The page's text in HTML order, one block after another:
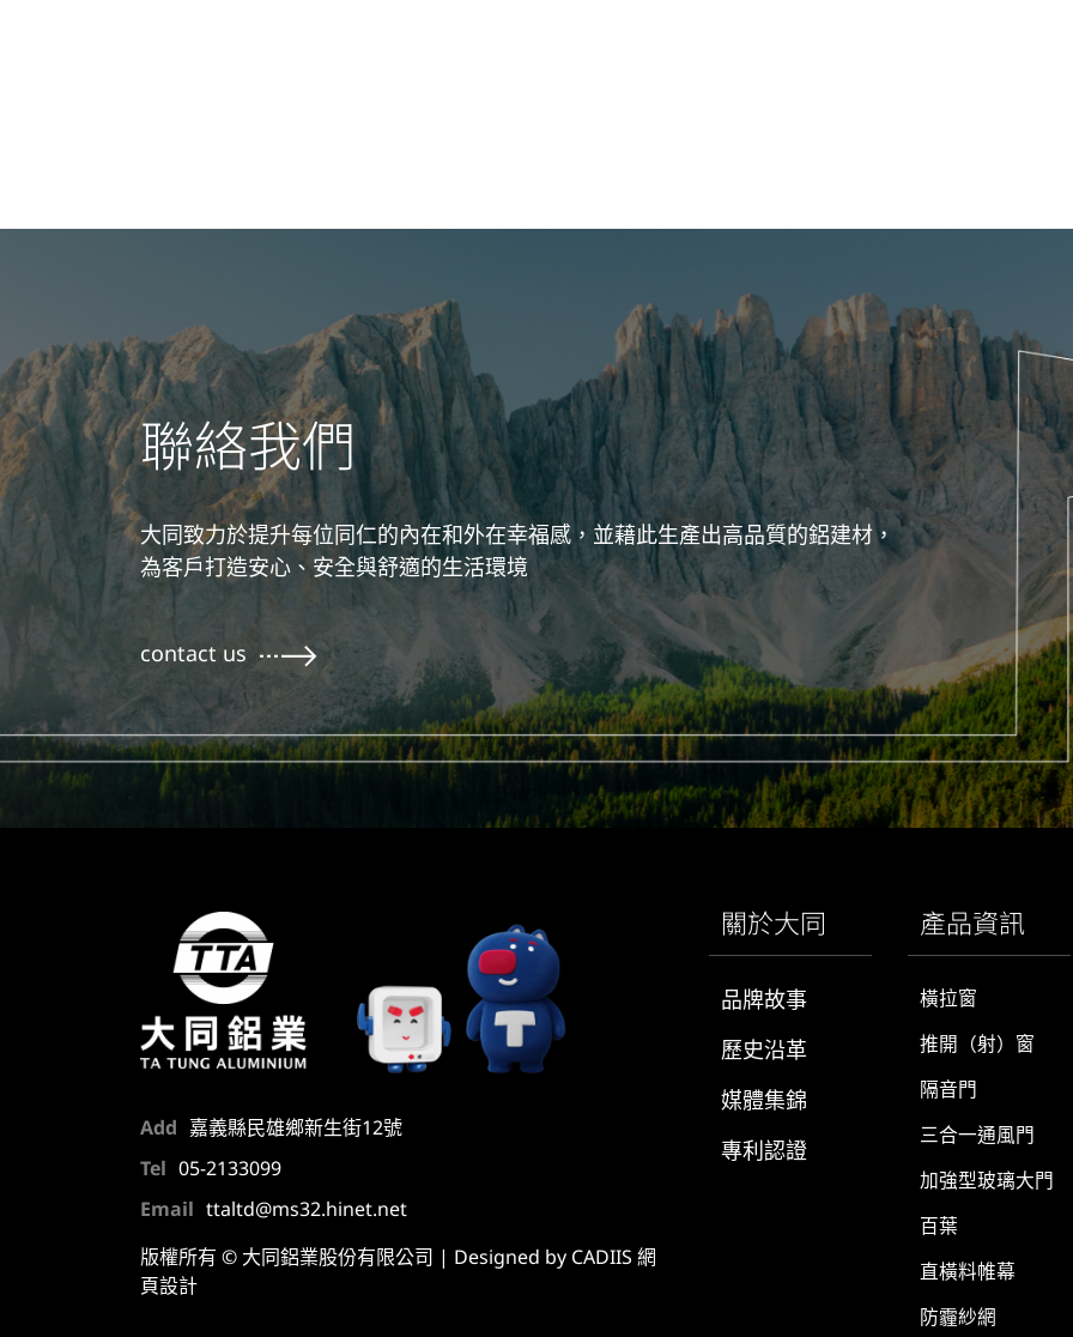
聯絡我們
大同致力於提升每位同仁的內在和外在幸福感，並藉此生產出高品質的鋁建材，
為客戶打造安心、安全與舒適的生活環境
contact us
Add
嘉義縣民雄鄉新生街12號
Tel
05-2133099
Email
ttaltd@ms32.hinet.net
版權所有 © 大同鋁業股份有限公司 | Designed by CADIIS 網
頁設計
關於大同
品牌故事
歷史沿革
媒體集錦
專利認證
產品資訊
橫拉窗
推開（射）窗
隔音門
三合一通風門
加強型玻璃大門
百葉
直橫料帷幕
防霾紗網